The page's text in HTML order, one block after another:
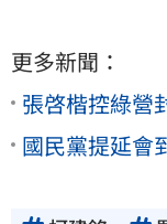
更多新聞：
張啓楷控綠營
國民黨提延會